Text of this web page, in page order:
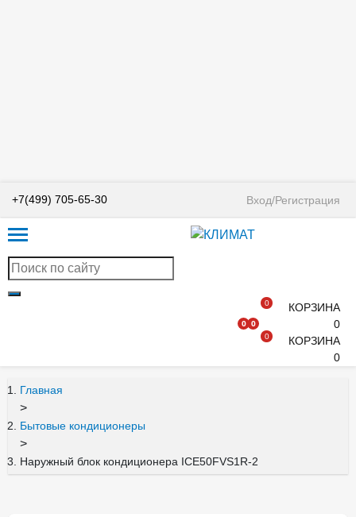
+7(499) 705-65-30 Вход/Регистрация
0 0
0
КОРЗИНА
0
0
КОРЗИНА
0
Главная
>
Бытовые кондиционеры
>
Наружный блок кондиционера ICE50FVS1R-2